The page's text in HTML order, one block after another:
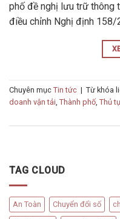
phố đề nghị lưu trữ thông
điều chỉnh Nghị định 158/
Chuyên mục Tin tức | Từ khóa
doanh vận tải, Thành phố, Thủ
TAG CLOUD
An Toàn Chuyển đổi số